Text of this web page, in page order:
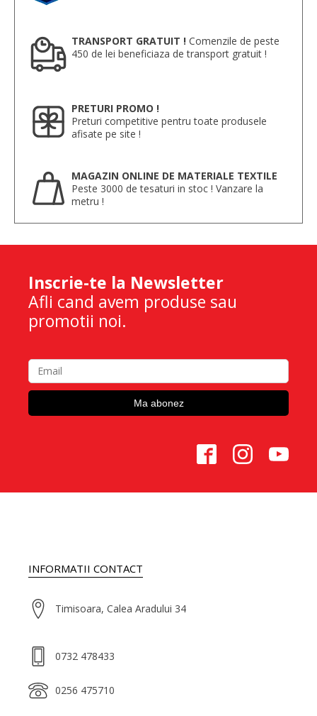
TRANSPORT GRATUIT ! Comenzile de peste
450 de lei beneficiaza de transport gratuit !
PRETURI PROMO !
Preturi competitive pentru toate produsele
afisate pe site !
MAGAZIN ONLINE DE MATERIALE TEXTILE
Peste 3000 de tesaturi in stoc ! Vanzare la
metru !
Inscrie-te la Newsletter
Afli cand avem produse sau
promotii noi.
INFORMATII CONTACT
Timisoara, Calea Aradului 34
0732 478433
0256 475710